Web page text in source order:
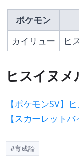
ポケモン
カイリュー
ヒ
ヒスイヌメ
【ポケモンSV】
【スカーレット
#育成論